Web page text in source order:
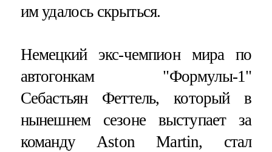
им удалось скрыться.
Немецкий экс-чемпион мира по
автогонкам "Формулы-1"
Себастьян Феттель, который в
нынешнем сезоне выступает за
команду Aston Martin, стал